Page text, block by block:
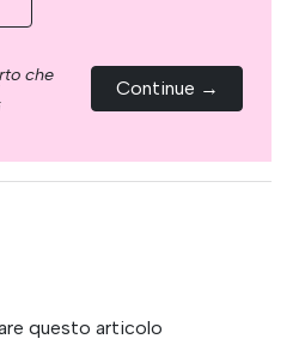
che
Continue →
questo articolo